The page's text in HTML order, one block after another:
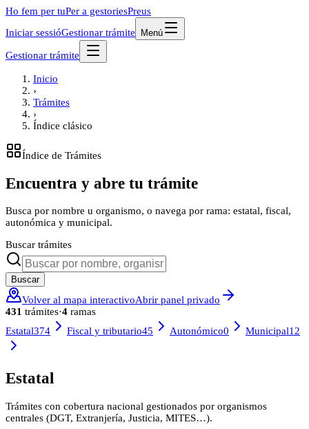
Ho fem per tuPer a gestoriesPreus
Iniciar sessióGestionar trámite Menú
Gestionar trámite
Inicio
›
Trámites
›
Índice clásico
Índice de Trámites
Encuentra y abre tu trámite
Busca por nombre u organismo, o navega por rama: estatal, fiscal,
autonómica y municipal.
Buscar trámites
Buscar
Volver al mapa interactivoAbrir panel privado
431 trámites·4 ramas
Estatal374 Fiscal y tributario45 Autonómico0 Municipal12
Estatal
Trámites con cobertura nacional gestionados por organismos
centrales (DGT, Extranjería, Justicia, MITES…).